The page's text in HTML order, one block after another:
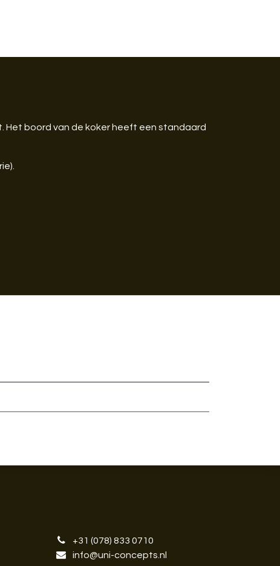
Het boord van de koker heeft een standaard
+31 (078) 833 0710
info@uni-concepts.nl